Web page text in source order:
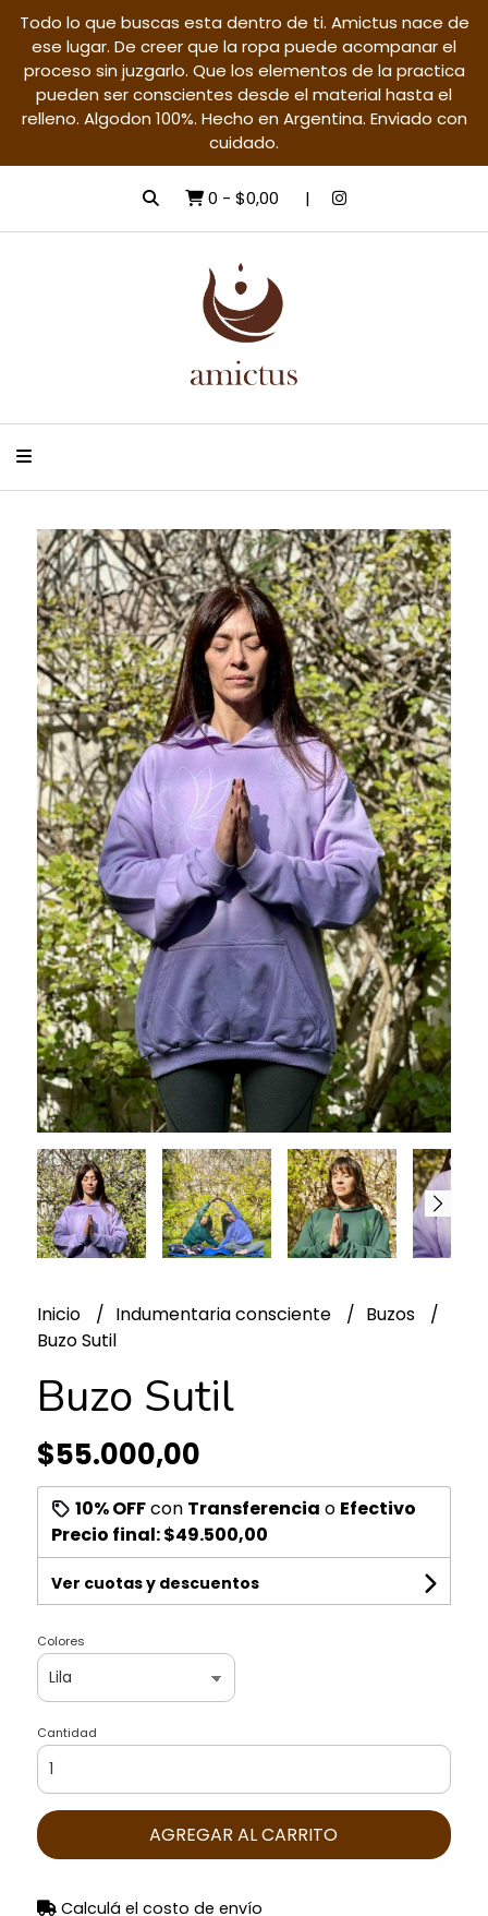
Todo lo que buscas esta dentro de ti. Amictus nace de
ese lugar. De creer que la ropa puede acompanar el
proceso sin juzgarlo. Que los elementos de la practica
pueden ser conscientes desde el material hasta el
relleno. Algodon 100%. Hecho en Argentina. Enviado con
cuidado.
0 - $0,00
Inicio Indumentaria consciente
Buzos
Buzo Sutil
Buzo Sutil
$55.000,00
10% OFFcon Transferencia o Efectivo
Precio final:$49.500,00
Ver cuotas y descuentos
Colores
Cantidad
AGREGAR AL CARRITO
Calculá el costo de envío